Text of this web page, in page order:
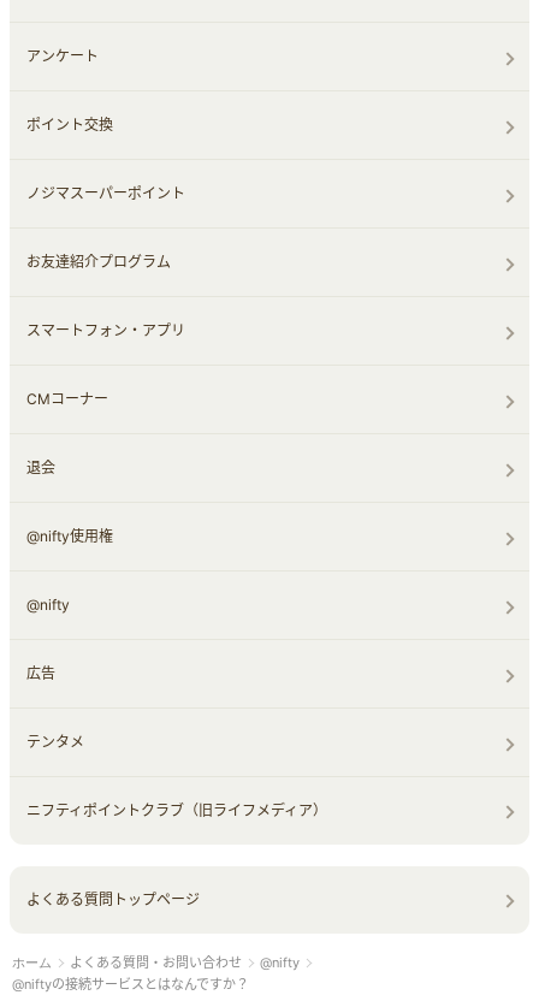
アンケート
ポイント交換
ノジマスーパーポイント
お友達紹介プログラム
スマートフォン・アプリ
CMコーナー
退会
@nifty使用権
@nifty
広告
テンタメ
ニフティポイントクラブ（旧ライフメディア）
よくある質問トップページ
ホーム よくある質問・お問い合わせ
@nifty
@niftyの接続サービスとはなんですか？